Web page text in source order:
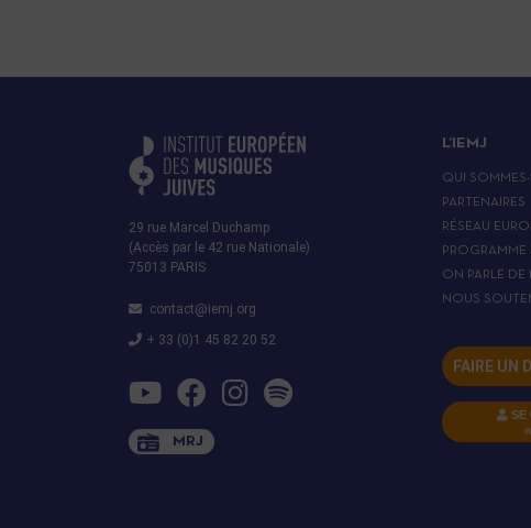
29 rue Marcel Duchamp
(Accès par le 42 rue Nationale)
75013 PARIS
contact@iemj.org
+ 33 (0)1 45 82 20 52
MRJ
L’IEMJ
QUI
PARTENAIRES
RÉSEAU
PROGRAMME
ON PARLE DE
NOUS
FAIRE UN
SE